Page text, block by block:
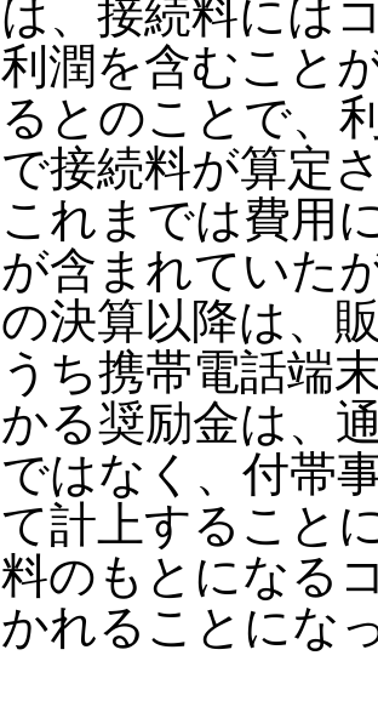
は、接続料には
利潤を含むこと
るとのことで、
で接続料が算定
これまでは費用
が含まれていた
の決算以降は、
うち携帯電話端
かる奨励金は、
ではなく、付帯
て計上すること
料のもとになる
かれることにな